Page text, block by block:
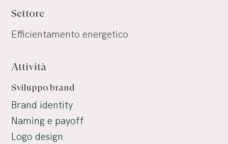
Settore
Efficientamento energetico
Attività
Sviluppo brand
Brand identity
Naming e payoff
Logo design